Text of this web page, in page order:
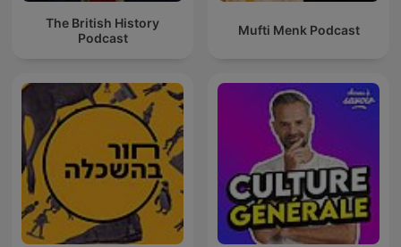
The British History
Podcast
Mufti Menk Podcast